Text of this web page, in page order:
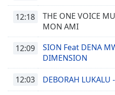
12:18
THE ONE VOICE
MON AMI
12:09
SION Feat DENA
DIMENSION
12:03 DEBORAH LUKALU -